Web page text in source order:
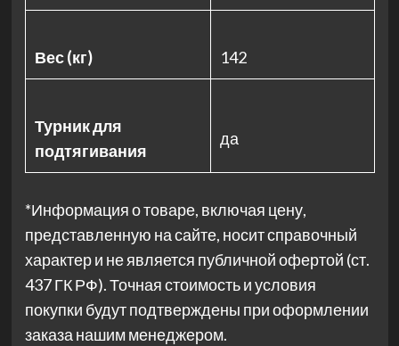
Вес (кг) 142
Турник для
подтягивания
да
*Информация о товаре, включая цену,
представленную на сайте, носит справочный
характер и не является публичной офертой (ст.
437 ГК РФ). Точная стоимость и условия
покупки будут подтверждены при оформлении
заказа нашим менеджером.